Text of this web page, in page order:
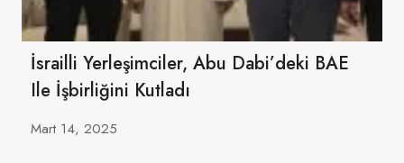
İsrailli Yerleşimciler, Abu Dabi’deki BAE
Ile İşbirliğini Kutladı
Mart 14, 2025